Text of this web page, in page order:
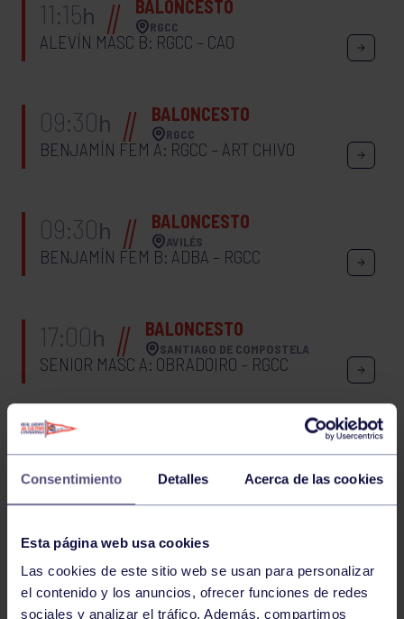
Consentimiento Detalles Acerca de las cookies
Esta página web usa cookies
Las cookies de este sitio web se usan para personalizar
el contenido y los anuncios, ofrecer funciones de redes
sociales y analizar el tráfico. Además, compartimos
11:15h BALONCESTO
RGCC
ALEVÍN MASC B: RGCC – CAO
09:30h BALONCESTO
RGCC
BENJAMÍN FEM A: RGCC – ART CHIVO
09:30h BALONCESTO
AVILÉS
BENJAMÍN FEM B: ADBA – RGCC
17:00h BALONCESTO
SANTIAGO DE COMPOSTELA
SENIOR MASC A: OBRADOIRO – RGCC
12:30 AVILÉS
JUNIOR MASC B: AAA – RGCC
225 226 227
232 233 234 235 236